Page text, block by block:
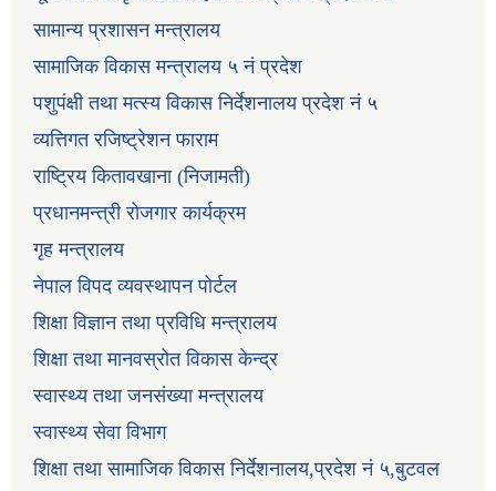
सामान्य प्रशासन मन्त्रालय
सामाजिक विकास मन्त्रालय ५ नं प्रदेश
पशुपंक्षी तथा मत्स्य विकास निर्देशनालय प्रदेश नं ५
व्यत्तिगत रजिष्ट्रेशन फाराम
राष्ट्रिय कितावखाना (निजामती)
प्रधानमन्त्री रोजगार कार्यक्रम
गृह मन्त्रालय
नेपाल विपद व्यवस्थापन पोर्टल
शिक्षा विज्ञान तथा प्रविधि मन्त्रालय
शिक्षा तथा मानवस्रोत विकास केन्द्र
स्वास्थ्य तथा जनसंख्या मन्त्रालय
स्वास्थ्य सेवा विभाग
शिक्षा तथा सामाजिक विकास निर्देशनालय,प्रदेश नं ५,बुटवल